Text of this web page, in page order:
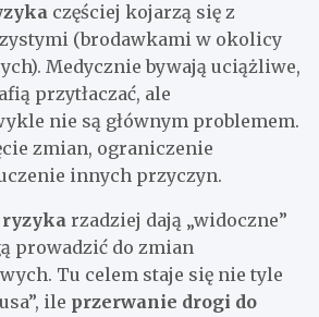
częściej kojarzą się z
(brodawkami w okolicy
Medycznie bywają uciążliwe,
przytłaczać, ale
nie są głównym problemem.
zmian, ograniczenie
innych przyczyn.
rzadziej dają „widoczne”
prowadzić do zmian
Tu celem staje się nie tyle
ile przerwanie drogi do